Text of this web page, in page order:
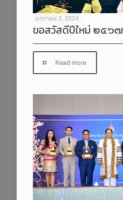
มกราคม 2, 2024
ขอสวัสดีปีใหม่ ๒๕๖๗
Read more